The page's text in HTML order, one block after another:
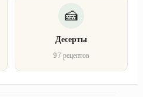
Десерты
97 рецептов